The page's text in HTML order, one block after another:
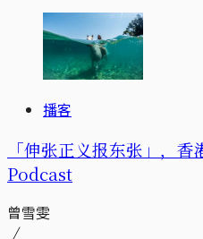
播客
「伸张正义报东张」，
Podcast
曾雪雯